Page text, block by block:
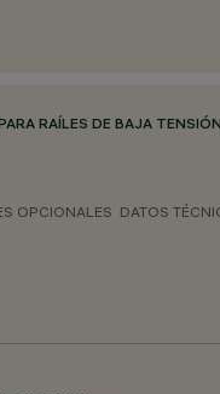
RAÍLES DE BAJA TENSIÓN
OPCIONALES DATOS